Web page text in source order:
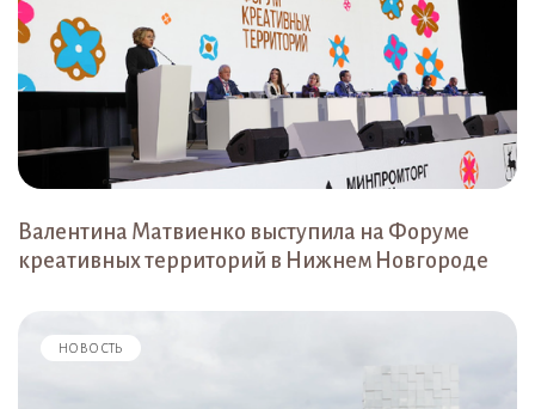
Валентина Матвиенко выступила на Форуме
креативных территорий в Нижнем Новгороде
НОВОСТЬ